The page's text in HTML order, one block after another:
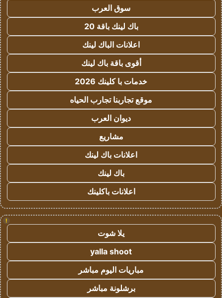
سوق العرب
باك لينك باقة 20
اعلانات الباك لينك
أقوى باقة باك لينك
خدمات با كلينك 2026
موقع تجاربنا تجارب الحياه
ديوان العرب
مشاريع
اعلانات باك لينك
باك لينك
اعلانات باكلينك
!
يلا شوت
yalla shoot
مباريات اليوم مباشر
برشلونة مباشر